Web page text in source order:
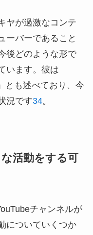
ヤが過激なコンテ
ーバーであること
後どのような形で
います。彼は
とも述べており、今
況です34。
活動をする可
チャンネルが
についていくつか